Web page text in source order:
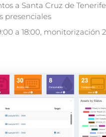
a Santa Cruz de
presenciales
a 18:00, monitorización